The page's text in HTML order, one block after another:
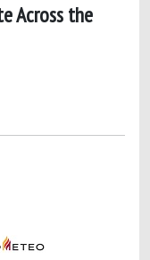
Across the